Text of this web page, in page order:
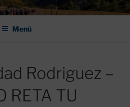
DE AMIGOS DEL
DE
Menú
Rodriguez –
RETA TU